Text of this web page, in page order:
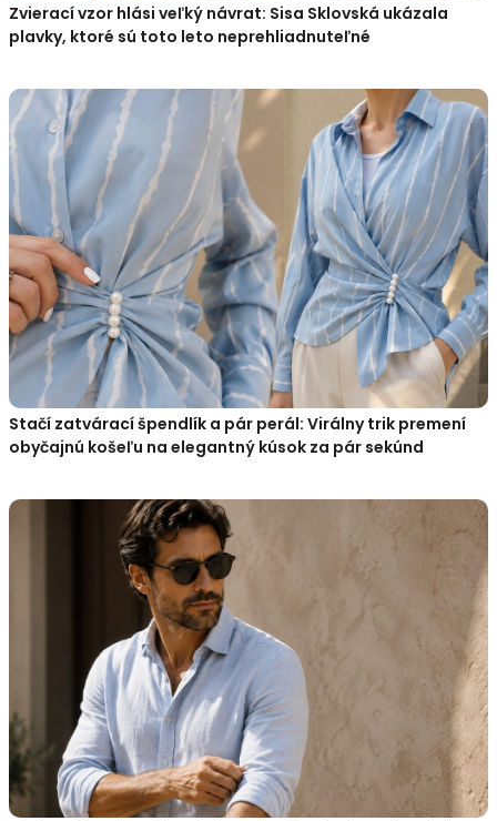
Zvierací vzor hlási veľký návrat: Sisa Sklovská ukázala
plavky, ktoré sú toto leto neprehliadnuteľné
Stačí zatvárací špendlík a pár perál: Virálny trik premení
obyčajnú košeľu na elegantný kúsok za pár sekúnd